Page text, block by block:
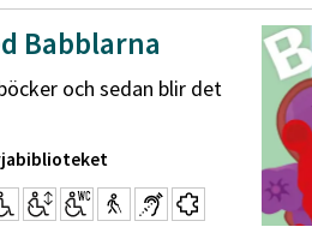
Babblarna
och sedan blir det